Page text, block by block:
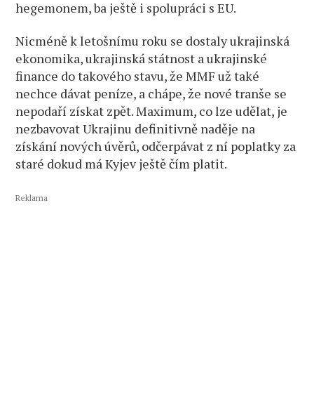
hegemonem, ba ještě i spolupráci s EU.
Nicméně k letošnímu roku se dostaly ukrajinská
ekonomika, ukrajinská státnost a ukrajinské
finance do takového stavu, že MMF už také
nechce dávat peníze, a chápe, že nové tranše se
nepodaří získat zpět. Maximum, co lze udělat, je
nezbavovat Ukrajinu definitivně naděje na
získání nových úvěrů, odčerpávat z ní poplatky za
staré dokud má Kyjev ještě čím platit.
Reklama